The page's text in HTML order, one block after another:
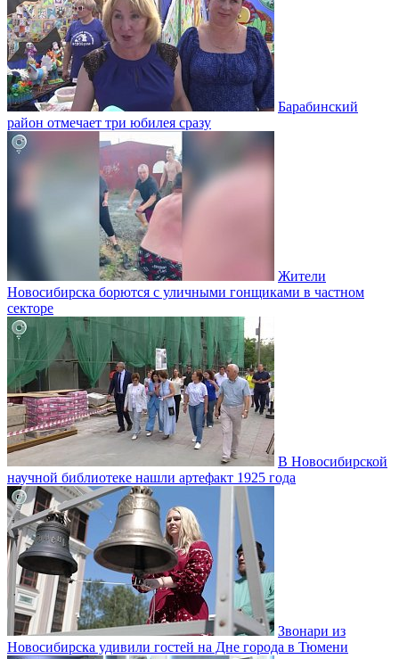
Барабинский
район отмечает три юбилея сразу
Жители
Новосибирска борются с уличными гонщиками в частном
секторе
В Новосибирской
научной библиотеке нашли артефакт 1925 года
Звонари из
Новосибирска удивили гостей на Дне города в Тюмени